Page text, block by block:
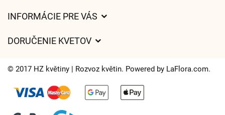
INFORMÁCIE PRE VÁS
Časy doručenia kvetov – prehľad možností
DORUČENIE KVETOV
Kam doručujeme kvety
Súbory cookie
© 2017 HZ květiny | Rozvoz květin. Powered by LaFlora.com.